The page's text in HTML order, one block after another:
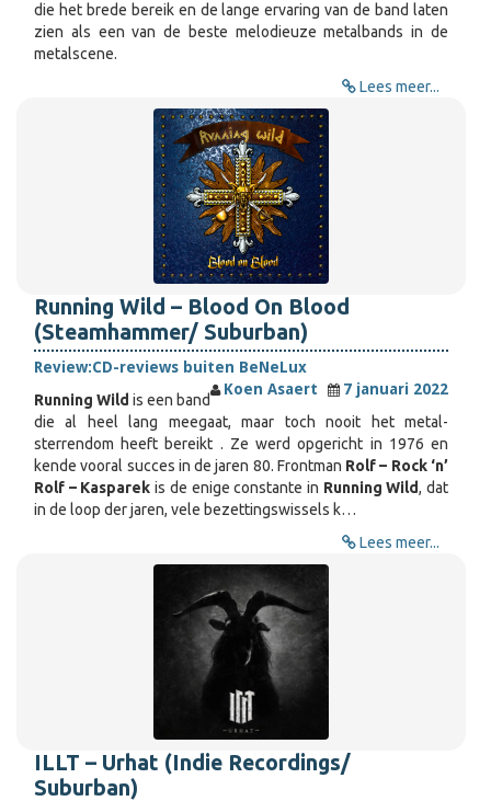
die het brede bereik en de lange ervaring van de band laten
zien als een van de beste melodieuze metalbands in de
metalscene.
Lees meer...
Running Wild – Blood On Blood
(Steamhammer/ Suburban)
Review:CD-reviews buiten BeNeLux
Koen Asaert
7 januari 2022
Running Wild is een band
die al heel lang meegaat, maar toch nooit het metal-
sterrendom heeft bereikt . Ze werd opgericht in 1976 en
kende vooral succes in de jaren 80. Frontman Rolf – Rock ‘n’
Rolf – Kasparek is de enige constante in Running Wild, dat
in de loop der jaren, vele bezettingswissels k…
Lees meer...
ILLT – Urhat (Indie Recordings/
Suburban)